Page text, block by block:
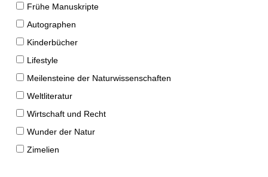
Frühe Manuskripte
Autographen
Kinderbücher
Lifestyle
Meilensteine der Naturwissenschaften
Weltliteratur
Wirtschaft und Recht
Wunder der Natur
Zimelien